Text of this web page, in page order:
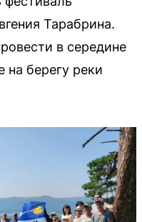
Тарабрина.
в середине
берегу реки